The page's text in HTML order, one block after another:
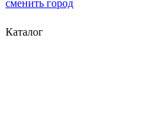
сменить город
Каталог